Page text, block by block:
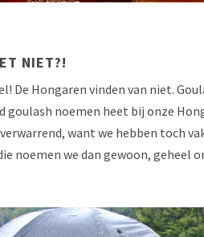
NIET?!
De Hongaren vinden van niet.
goulash noemen heet bij onze
want we hebben toch
noemen we dan gewoon, geheel